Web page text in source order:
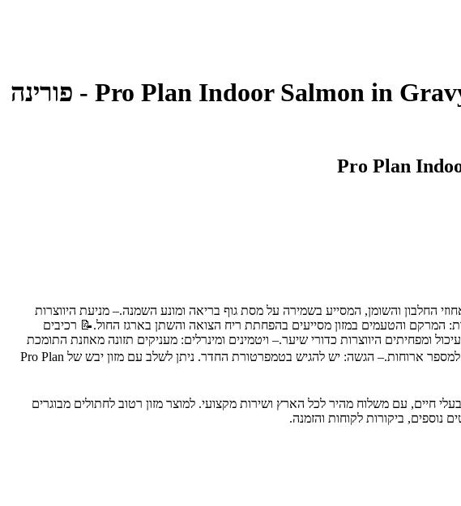
מזון רטוב לחתולים מבוגרים בטעם סלמון ברוטב עשיר 85 גרם | Pro Plan Indoor Salmon in Gravy - פורינה
החלבון והשומן, המסייע בשמירה על מסת גוף בריאה ומונע השמנה.– מניעת היווצרות
המרקם והטעמים במזון מסייעים בהפחתת ריח הצואה והשתן בארגז החול.📝 רכיבים
ומפחיתים היווצרות כדורי שיער.– ויטמינים ומינרלים: מעניקים תזונה מאוזנת התומכת
בבריאות הכללית של החתול.📋 הוראות שימוש:– כמויות האכלה מומלצות: לחתול בוגר במשקל 4 ק"ג: 2.5 פאוצ'ים ביום, מחולקים למספר ארוחות.– הגשה: יש להגיש בטמפרטורת החדר. ניתן לשלב עם מזון יבש של Pro Plan
ביותר של מוצרים איכותיים לבעלי חיים, עם משלוח מהיר לכל הארץ ושירות מקצועי. למוצר מזון רטוב לחתולים מבוגרים